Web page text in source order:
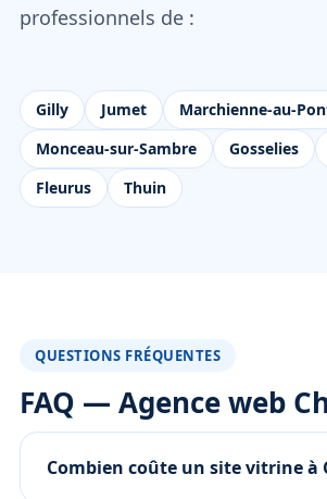
professionnels de :
Gilly Jumet
Marchienne-au-
Monceau-sur-Sambre
Gosselies
Fleurus
Thuin
QUESTIONS FRÉQUENTES
FAQ — Agence web
Combien coûte un site vitrine à